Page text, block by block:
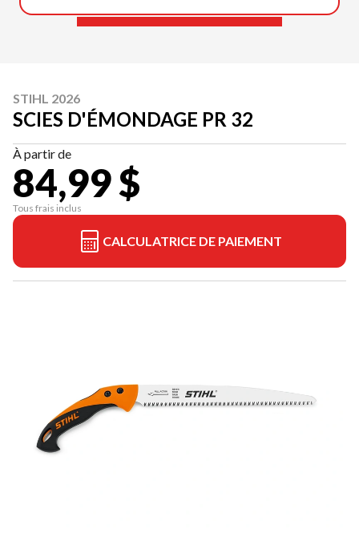
STIHL 2026
SCIES D'ÉMONDAGE PR 32
À partir de
84,99 $
Tous frais inclus
CALCULATRICE DE PAIEMENT